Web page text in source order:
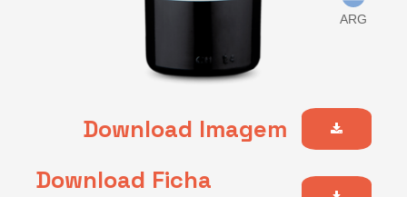
Download Imagem
Download Ficha